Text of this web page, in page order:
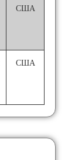
США
США